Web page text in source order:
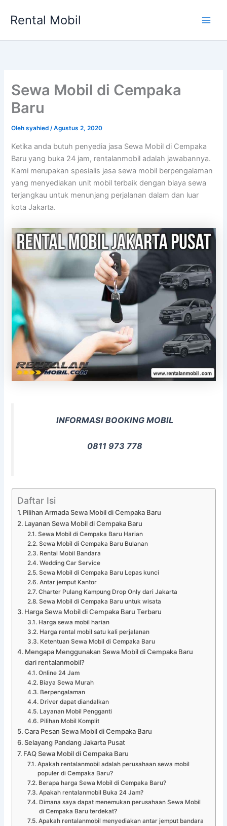
Rental Mobil
Sewa Mobil di Cempaka
Baru
Olehsyahied/Agustus 2, 2020
Ketika anda butuh penyedia jasa Sewa Mobil di Cempaka
Baru yang buka 24 jam, rentalanmobil adalah jawabannya.
Kami merupakan spesialis jasa sewa mobil berpengalaman
yang menyediakan unit mobil terbaik dengan biaya sewa
terjangkau untuk menunjang perjalanan dalam dan luar
kota Jakarta.
INFORMASI BOOKING MOBIL
0811 973 778
Daftar Isi
Pilihan Armada Sewa Mobil di Cempaka Baru
Layanan Sewa Mobil di Cempaka Baru
Sewa Mobil di Cempaka Baru Harian
Sewa Mobil di Cempaka Baru Bulanan
Rental Mobil Bandara
Wedding Car Service
Sewa Mobil di Cempaka Baru Lepas kunci
Antar jemput Kantor
Charter Pulang Kampung Drop Only dari Jakarta
Sewa Mobil di Cempaka Baru untuk wisata
Harga Sewa Mobil di Cempaka Baru Terbaru
Harga sewa mobil harian
Harga rental mobil satu kali perjalanan
Ketentuan Sewa Mobil di Cempaka Baru
Mengapa Menggunakan Sewa Mobil di Cempaka Baru
dari rentalanmobil?
Online 24 Jam
Biaya Sewa Murah
Berpengalaman
Driver dapat diandalkan
Layanan Mobil Pengganti
Pilihan Mobil Komplit
Cara Pesan Sewa Mobil di Cempaka Baru
Selayang Pandang Jakarta Pusat
FAQ Sewa Mobil di Cempaka Baru
Apakah rentalanmobil adalah perusahaan sewa mobil
populer di Cempaka Baru?
Berapa harga Sewa Mobil di Cempaka Baru?
Apakah rentalanmobil Buka 24 Jam?
Dimana saya dapat menemukan perusahaan Sewa Mobil
di Cempaka Baru terdekat?
Apakah rentalanmobil menyediakan antar jemput bandara